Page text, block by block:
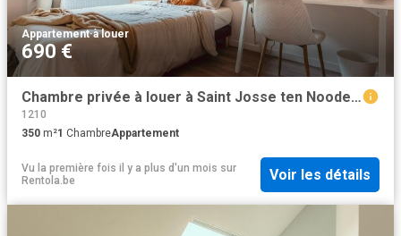
Appartement·à louer
690 €
Chambre privée à louer à Saint Josse ten Noode, Rue du Cadran
1210
350 m²1 ChambreAppartement
Vu la première fois il y a plus d'un mois sur
Rentola.be
Voir les détails